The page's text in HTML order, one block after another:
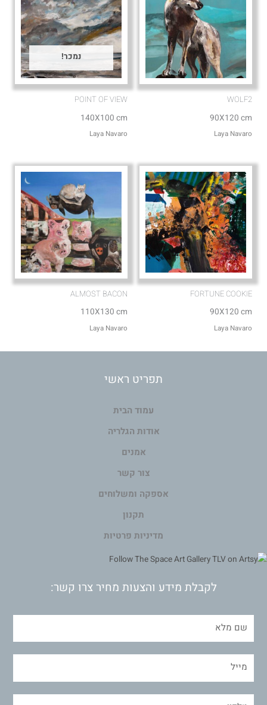
WOLF2
90X120 cm
Laya Navaro
נמכר!
POINT OF VIEW
140X100 cm
Laya Navaro
FORTUNE COOKIE
90X120 cm
Laya Navaro
ALMOST BACON
110X130 cm
Laya Navaro
תפריט ראשי
עמוד הבית
אודות הגלריה
אמנים
צור קשר
אספקה ומשלוחים
תקנון
מדיניות פרטיות
לקבלת מידע והצעות מחיר צרו קשר: